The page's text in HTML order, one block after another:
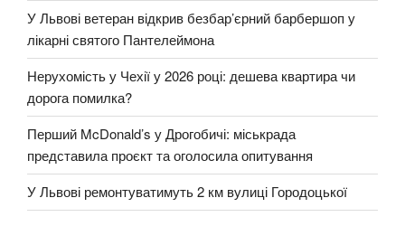
У Львові ветеран відкрив безбар’єрний барбершоп у
лікарні святого Пантелеймона
Нерухомість у Чехії у 2026 році: дешева квартира чи
дорога помилка?
Перший McDonald’s у Дрогобичі: міськрада
представила проєкт та оголосила опитування
У Львові ремонтуватимуть 2 км вулиці Городоцької